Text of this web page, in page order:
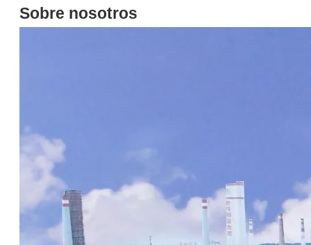
Preguntar
1516 Polyether éster lubricante para fluidos de corte a base de agua/fluido de metalurgia
Preguntar
Sobre nosotros